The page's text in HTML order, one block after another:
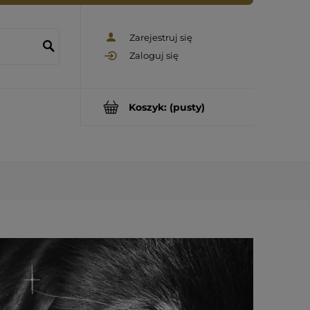
Zarejestruj się
Zaloguj się
Koszyk: (pusty)